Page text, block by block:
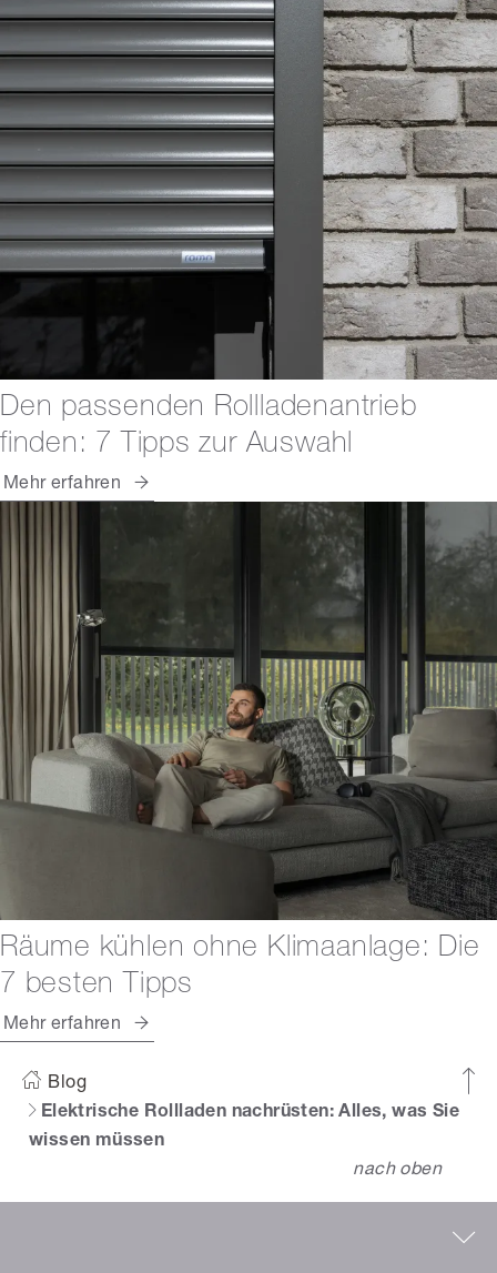
Den passenden Rollladenantrieb
finden: 7 Tipps zur Auswahl
Mehr erfahren
Räume kühlen ohne Klimaanlage: Die
7 besten Tipps
Mehr erfahren
Blog
Elektrische Rollladen nachrüsten: Alles, was Sie
wissen müssen
nach oben